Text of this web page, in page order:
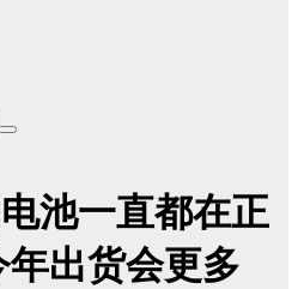
池一直都在正
出货会更多